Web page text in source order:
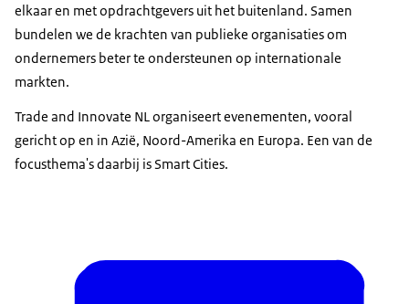
elkaar en met opdrachtgevers uit het buitenland. Samen
bundelen we de krachten van publieke organisaties om
ondernemers beter te ondersteunen op internationale
markten.
Trade and Innovate NL organiseert evenementen, vooral
gericht op en in Azië, Noord-Amerika en Europa. Een van de
focusthema's daarbij is Smart Cities.